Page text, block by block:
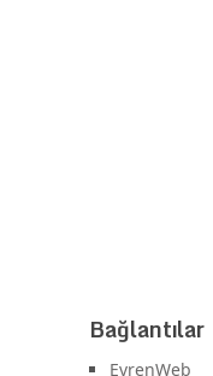
Bağlantılar
EvrenWeb